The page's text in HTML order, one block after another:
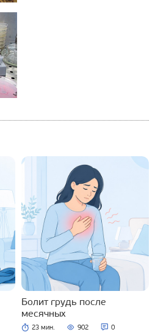
Болит грудь после
месячных
23 мин. 902 0